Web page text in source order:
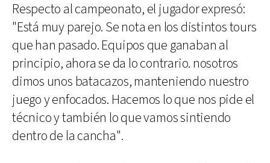
Respecto al campeonato, el jugador expresó:
"Está muy parejo. Se nota en los distintos tours
que han pasado. Equipos que ganaban al
principio, ahora se da lo contrario. nosotros
dimos unos batacazos, manteniendo nuestro
juego y enfocados. Hacemos lo que nos pide el
técnico y también lo que vamos sintiendo
dentro de la cancha".